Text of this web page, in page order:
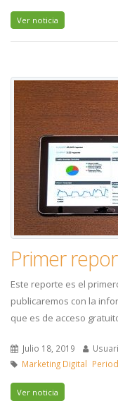
Ver noticia
Primer
Este reporte es el
publicaremos con la
que es de acceso
Julio 18, 2019
Marketing Digital
Ver noticia